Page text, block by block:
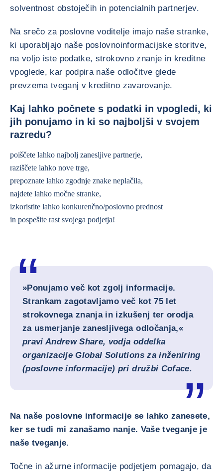
solventnost obstoječih in potencialnih partnerjev.
Na srečo za poslovne voditelje imajo naše stranke,
ki uporabljajo naše poslovnoinformacijske storitve,
na voljo iste podatke, strokovno znanje in kreditne
vpoglede, kar podpira naše odločitve glede
prevzema tveganj v kreditno zavarovanje.
Kaj lahko počnete s podatki in vpogledi, ki
jih ponujamo in ki so najboljši v svojem
razredu?
poiščete lahko najbolj zanesljive partnerje,
raziščete lahko nove trge,
prepoznate lahko zgodnje znake neplačila,
najdete lahko močne stranke,
izkoristite lahko konkurenčno/poslovno prednost
in pospešite rast svojega podjetja!
»Ponujamo več kot zgolj informacije.
Strankam zagotavljamo več kot 75 let
strokovnega znanja in izkušenj ter orodja
za usmerjanje zanesljivega odločanja,«
pravi Andrew Share, vodja oddelka
organizacije Global Solutions za inženiring
(poslovne informacije) pri družbi Coface.
Na naše poslovne informacije se lahko zanesete,
ker se tudi mi zanašamo nanje. Vaše tveganje je
naše tveganje.
Točne in ažurne informacije podjetjem pomagajo, da